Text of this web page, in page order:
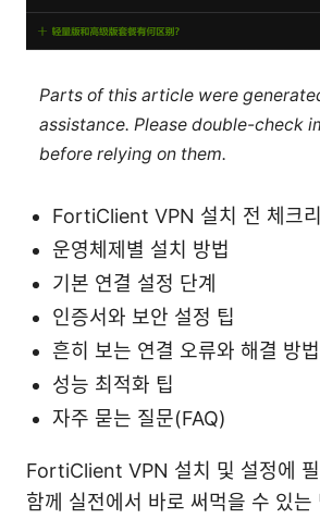
Parts of this article were
assistance. Please double-check
before relying on them.
FortiClient VPN 설치 전 체크
운영체제별 설치 방법
기본 연결 설정 단계
인증서와 보안 설정 팁
흔히 보는 연결 오류와 해결 방법
성능 최적화 팁
자주 묻는 질문(FAQ)
FortiClient VPN 설치 및 설정에
함께 실전에서 바로 써먹을 수 있는